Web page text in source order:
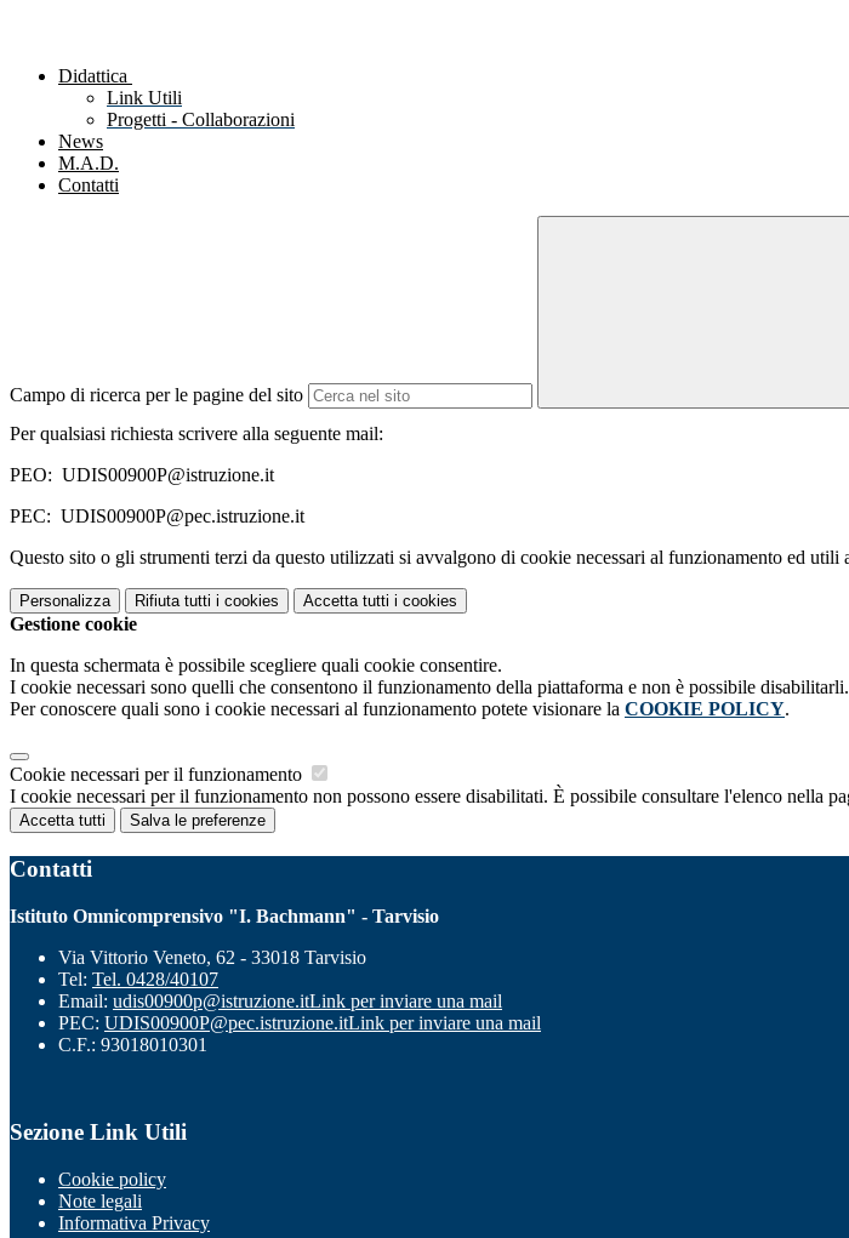
Didattica
Link Utili
Progetti - Collaborazioni
News
M.A.D.
Contatti
Campo di ricerca per le pagine del sito
Per qualsiasi richiesta scrivere alla seguente mail:
PEO: UDIS00900P@istruzione.it
PEC: UDIS00900P@pec.istruzione.it
Questo sito o gli strumenti terzi da questo utilizzati si avvalgono di cookie necessari al funzionamento ed utili
Personalizza Rifiuta tutti i cookies Accetta tutti i cookies
Gestione cookie
In questa schermata è possibile scegliere quali cookie consentire.
I cookie necessari sono quelli che consentono il funzionamento della piattaforma e non è possibile disabilitarli.
Per conoscere quali sono i cookie necessari al funzionamento potete visionare la COOKIE POLICY.
Cookie necessari per il funzionamento
I cookie necessari per il funzionamento non possono essere disabilitati. È possibile consultare l'elenco nella
Accetta tutti Salva le preferenze
Contatti
Istituto Omnicomprensivo "I. Bachmann" - Tarvisio
Via Vittorio Veneto, 62 - 33018 Tarvisio
Tel: Tel. 0428/40107
Email: udis00900p@istruzione.itLink per inviare una mail
PEC: UDIS00900P@pec.istruzione.itLink per inviare una mail
C.F.: 93018010301
Sezione Link Utili
Cookie policy
Note legali
Informativa Privacy